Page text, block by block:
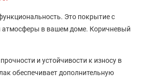
Это покрытие с
атмосферы в вашем доме. Коричневый
и устойчивости к износу в
обеспечивает дополнительную